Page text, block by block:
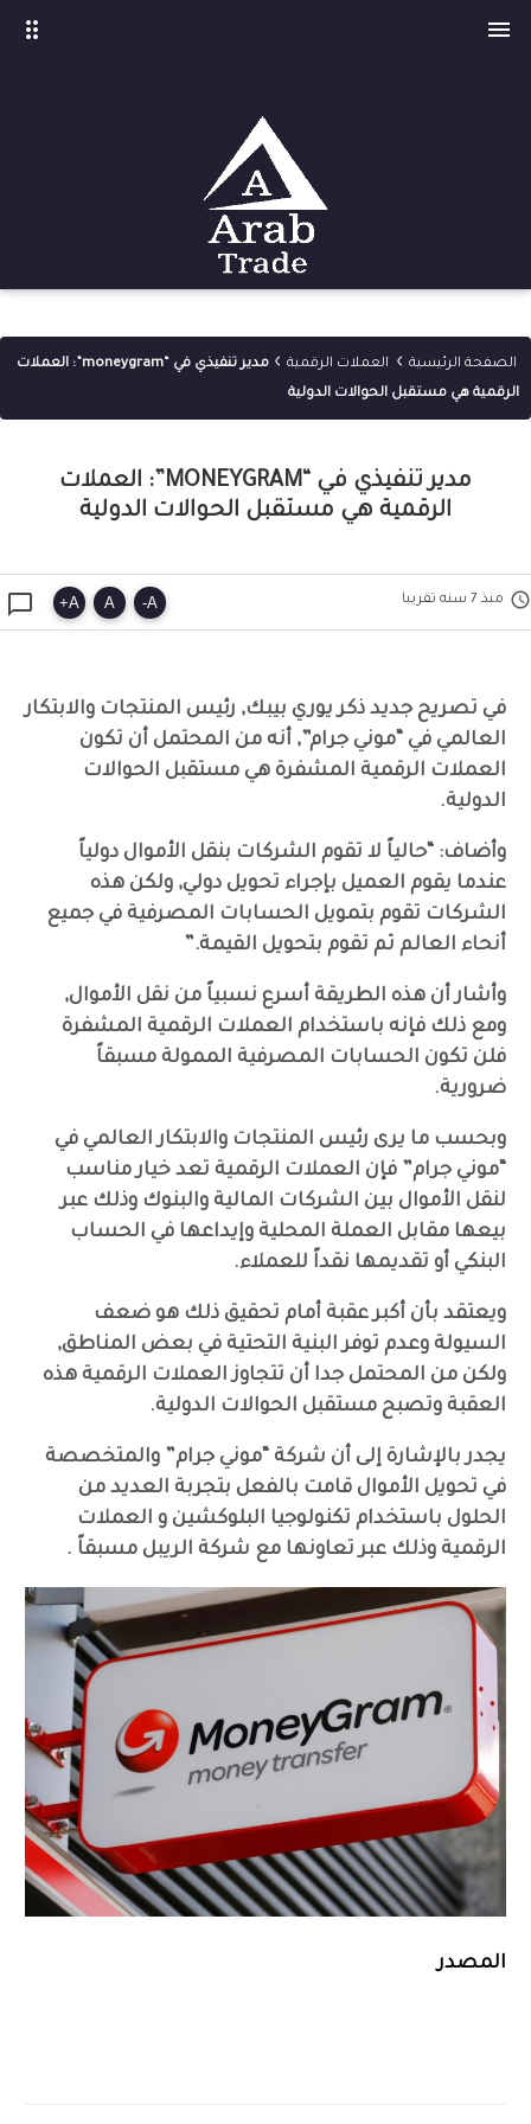

drag_indicator
الصفحة الرئيسية › العملات الرقمية ›
مدير تنفيذي في “moneygram”: العملات
الرقمية هي مستقبل الحوالات الدولية
مدير تنفيذي في “MONEYGRAM”: العملات
الرقمية هي مستقبل الحوالات الدولية
 منذ 7 سنه تقريبا  A
-
A
A
+
في تصريح جديد ذكر يوري بيبك, رئيس المنتجات والابتكار
العالمي في “موني جرام”, أنه من المحتمل أن تكون
العملات الرقمية المشفرة هي مستقبل الحوالات
الدولية.
وأضاف: “حالياً لا تقوم الشركات بنقل الأموال دولياً
عندما يقوم العميل بإجراء تحويل دولي, ولكن هذه
الشركات تقوم بتمويل الحسابات المصرفية في جميع
أنحاء العالم ثم تقوم بتحويل القيمة.”
وأشار أن هذه الطريقة أسرع نسبياً من نقل الأموال,
ومع ذلك فإنه باستخدام العملات الرقمية المشفرة
فلن تكون الحسابات المصرفية الممولة مسبقاً
ضرورية.
وبحسب ما يرى رئيس المنتجات والابتكار العالمي في
“موني جرام” فإن العملات الرقمية تعد خيار مناسب
لنقل الأموال بين الشركات المالية والبنوك وذلك عبر
بيعها مقابل العملة المحلية وإيداعها في الحساب
البنكي أو تقديمها نقداً للعملاء.
ويعتقد بأن أكبر عقبة أمام تحقيق ذلك هو ضعف
السيولة وعدم توفر البنية التحتية في بعض المناطق,
ولكن من المحتمل جدا أن تتجاوز العملات الرقمية هذه
العقبة وتصبح مستقبل الحوالات الدولية.
يجدر بالإشارة إلى أن شركة “موني جرام” والمتخصصة
في تحويل الأموال قامت بالفعل بتجربة العديد من
الحلول باستخدام تكنولوجيا البلوكشين و العملات
الرقمية وذلك عبر تعاونها مع شركة الريبل مسبقاً .
المصدر